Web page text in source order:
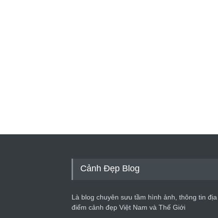
Cảnh Đẹp Blog
Là blog chuyên sưu tầm hình ảnh, thông tin địa
điểm cảnh đẹp Việt Nam và Thế Giới